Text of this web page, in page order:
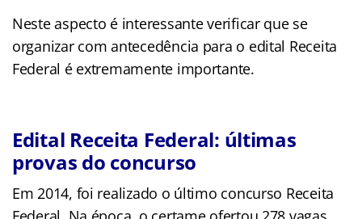
Neste aspecto é interessante verificar que se
organizar com antecedência para o edital Receita
Federal é extremamente importante.
Edital Receita Federal: últimas
provas do concurso
Em 2014, foi realizado o último concurso Receita